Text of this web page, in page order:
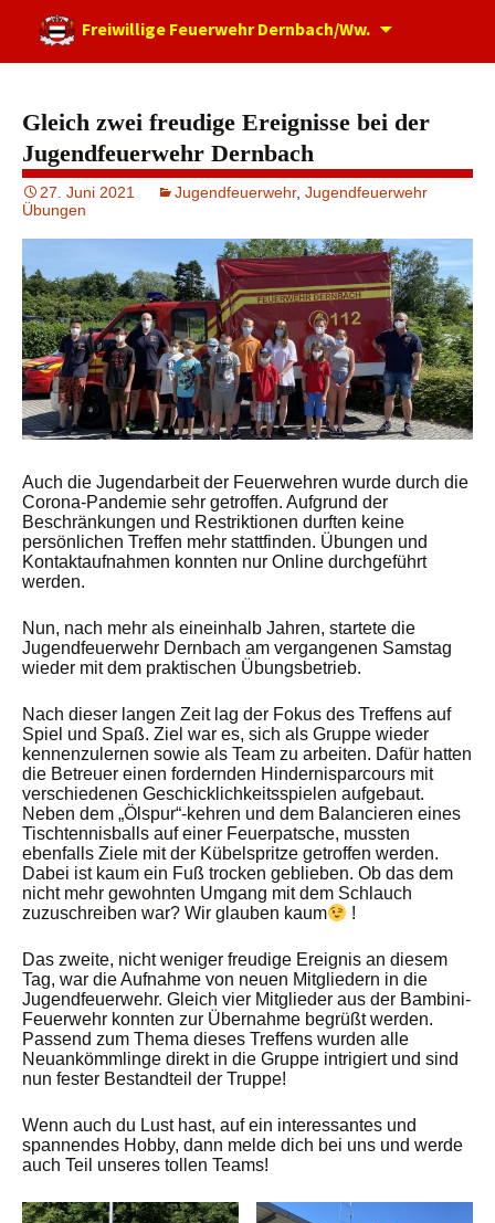
Freiwillige Feuerwehr Dernbach/Ww.
Gleich zwei freudige Ereignisse bei der
Jugendfeuerwehr Dernbach
27. Juni 2021 Jugendfeuerwehr, Jugendfeuerwehr
Übungen
Auch die Jugendarbeit der Feuerwehren wurde durch die
Corona-Pandemie sehr getroffen. Aufgrund der
Beschränkungen und Restriktionen durften keine
persönlichen Treffen mehr stattfinden. Übungen und
Kontaktaufnahmen konnten nur Online durchgeführt
werden.
Nun, nach mehr als eineinhalb Jahren, startete die
Jugendfeuerwehr Dernbach am vergangenen Samstag
wieder mit dem praktischen Übungsbetrieb.
Nach dieser langen Zeit lag der Fokus des Treffens auf
Spiel und Spaß. Ziel war es, sich als Gruppe wieder
kennenzulernen sowie als Team zu arbeiten. Dafür hatten
die Betreuer einen fordernden Hindernisparcours mit
verschiedenen Geschicklichkeitsspielen aufgebaut.
Neben dem „Ölspur“-kehren und dem Balancieren eines
Tischtennisballs auf einer Feuerpatsche, mussten
ebenfalls Ziele mit der Kübelspritze getroffen werden.
Dabei ist kaum ein Fuß trocken geblieben. Ob das dem
nicht mehr gewohnten Umgang mit dem Schlauch
zuzuschreiben war? Wir glauben kaum
!
Das zweite, nicht weniger freudige Ereignis an diesem
Tag, war die Aufnahme von neuen Mitgliedern in die
Jugendfeuerwehr. Gleich vier Mitglieder aus der Bambini-
Feuerwehr konnten zur Übernahme begrüßt werden.
Passend zum Thema dieses Treffens wurden alle
Neuankömmlinge direkt in die Gruppe intrigiert und sind
nun fester Bestandteil der Truppe!
Wenn auch du Lust hast, auf ein interessantes und
spannendes Hobby, dann melde dich bei uns und werde
auch Teil unseres tollen Teams!